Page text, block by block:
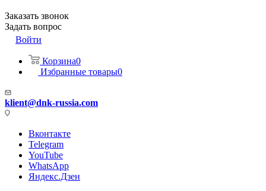
Заказать звонок
Задать вопрос
Войти
Корзина0
Избранные товары0
klient@dnk-russia.com
Вконтакте
Telegram
YouTube
WhatsApp
Яндекс.Дзен